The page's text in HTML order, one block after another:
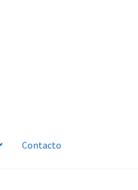
Contacto